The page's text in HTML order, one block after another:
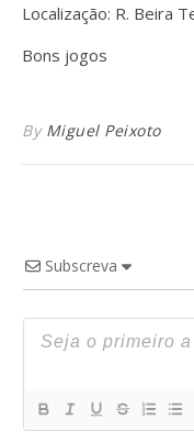
Localização: R. Beira
Bons jogos
By Miguel Peixoto
Subscreva